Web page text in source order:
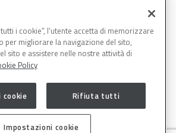
Cookies
tutti i cookie”, l'utente accetta di memorizzare
per migliorare la navigazione del sito,
sito e assistere nelle nostre attività di
Policy
Rifiuta tutti
Impostazioni cookie